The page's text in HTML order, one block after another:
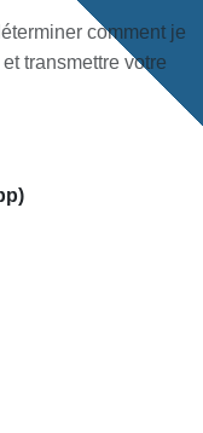
comment je
transmettre votre